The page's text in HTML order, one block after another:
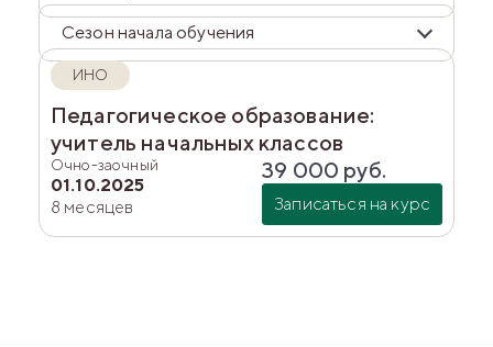
Сезон начала обучения
ИНО
Педагогическое образование:
учитель начальных классов
Очно-заочный
01.10.2025
8 месяцев
39 000 руб.
Записаться на курс